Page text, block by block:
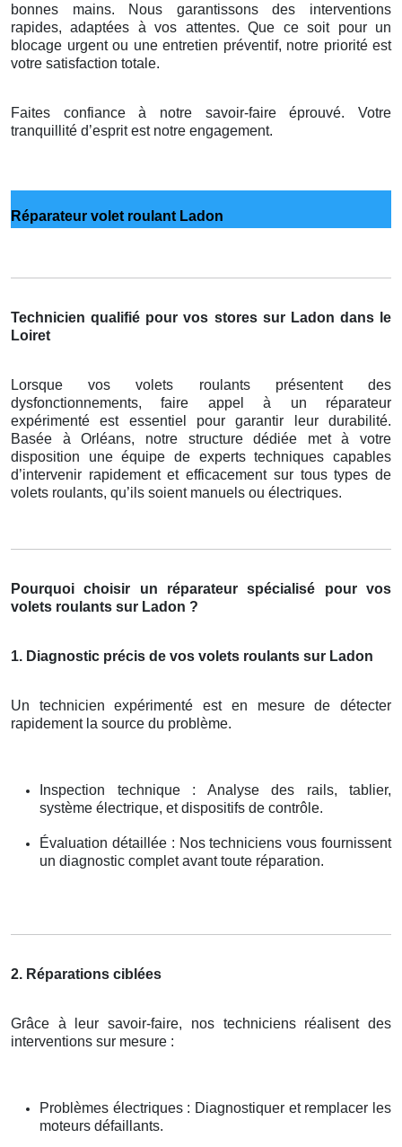
bonnes mains. Nous garantissons des interventions
rapides, adaptées à vos attentes. Que ce soit pour un
blocage urgent ou une entretien préventif, notre priorité est
votre satisfaction totale.
Faites confiance à notre savoir-faire éprouvé. Votre
tranquillité d’esprit est notre engagement.
Réparateur volet roulant Ladon
Technicien qualifié pour vos stores sur Ladon dans le
Loiret
Lorsque vos volets roulants présentent des
dysfonctionnements, faire appel à un réparateur
expérimenté est essentiel pour garantir leur durabilité.
Basée à Orléans, notre structure dédiée met à votre
disposition une équipe de experts techniques capables
d’intervenir rapidement et efficacement sur tous types de
volets roulants, qu’ils soient manuels ou électriques.
Pourquoi choisir un réparateur spécialisé pour vos
volets roulants sur Ladon ?
1. Diagnostic précis de vos volets roulants sur Ladon
Un technicien expérimenté est en mesure de détecter
rapidement la source du problème.
Inspection technique : Analyse des rails, tablier,
système électrique, et dispositifs de contrôle.
Évaluation détaillée : Nos techniciens vous fournissent
un diagnostic complet avant toute réparation.
2. Réparations ciblées
Grâce à leur savoir-faire, nos techniciens réalisent des
interventions sur mesure :
Problèmes électriques : Diagnostiquer et remplacer les
moteurs défaillants.